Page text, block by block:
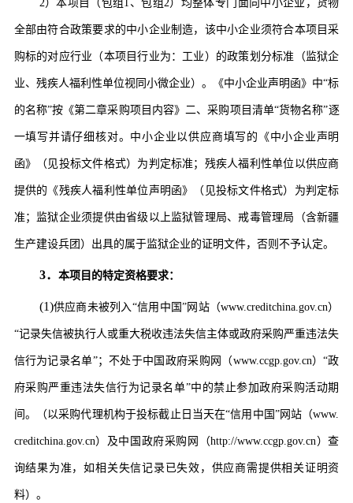
2）本项目（包组 1、包组2）均整体专门面向中小企业，货物
全部由符合政策要求的中小企业制造，该中小企业须符合本项目采
购标的对应行业（本项目行业为： 工业）的政策划分标准（监狱企
业、残疾人福利性单位视同小微企业）。《中小企业声明函》中“标
的名称”按《第二章采购项目内容》 二 、采购项目 清单“货物名称”逐
一填写并请仔细核对。中小企业以供应商填写的《中小企业声明
函》（见投标文件格式）为判定标准；残疾人福利性单位以供应商
提供的《残疾人福利性单位声明函》（见投标文件格式）为判定标
准；监狱企业须提供由省级以上监狱管理局、戒毒管理局（含新疆
生产建设兵团）出具的属于监狱企业的证明文件，否则不予认定。
3． 本项目的特定资格要求：
(1)供应商未被列入 “信用中国”网站（www.creditchina.gov.cn）
“记录失信被执行人或重大税收违法失信主体或政府采购严重违法失
信行为记录名单”；不处于中国政府采购网（www.ccgp.gov.cn）“政
府采购严重违法失信行为记录名单”中的禁止参加政府采购活动期
间。（以采购代理机构于投标截止日当天在“信用中国”网站（www.
creditchina.gov.cn）及中国政府采购网（http://www.ccgp.gov.cn）查
询结果为准，如相关失信记录已失效，供应商需提供相关证明资
料）。